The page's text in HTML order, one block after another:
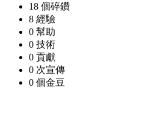
18 個碎鑽
8 經驗
0 幫助
0 技術
0 貢獻
0 次宣傳
0 個金豆